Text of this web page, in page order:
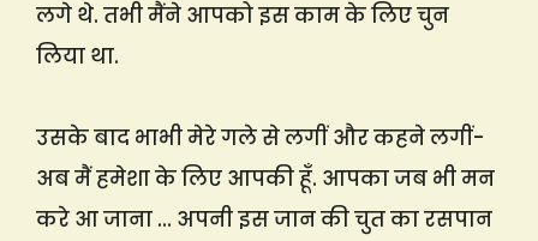
लगे थे. तभी मैंने आपको इस काम के लिए चुन
लिया था.
उसके बाद भाभी मेरे गले से लगीं और कहने लगीं-
अब मैं हमेशा के लिए आपकी हूँ. आपका जब भी मन
करे आ जाना … अपनी इस जान की चुत का रसपान